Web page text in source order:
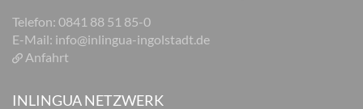
Telefon: 0841 88 51 85-0
E-Mail: info@inlingua-ingolstadt.de
Anfahrt
INLINGUA NETZWERK